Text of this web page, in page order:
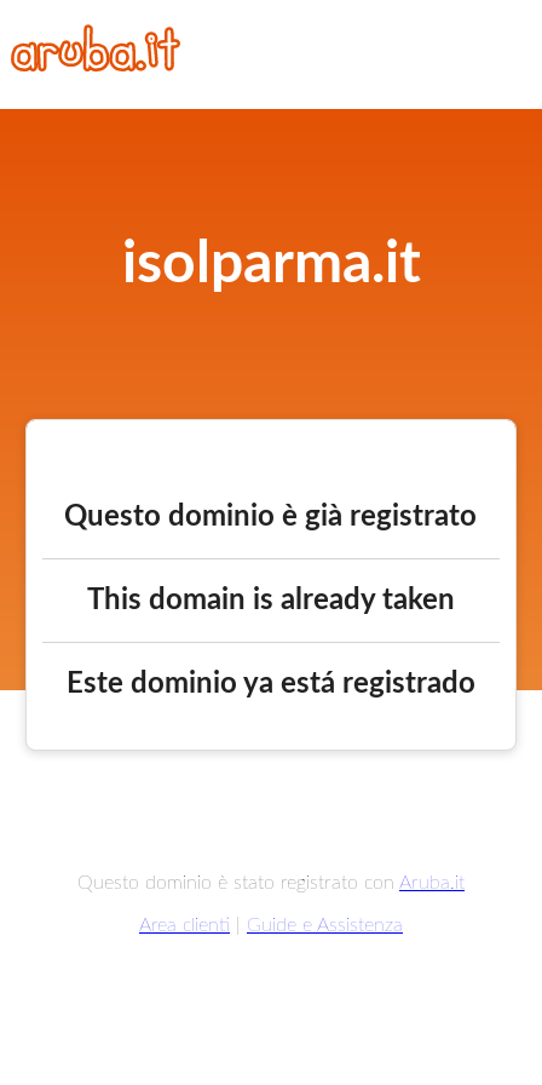
isolparma.it
Questo dominio è già registrato
This domain is already taken
Este dominio ya está registrado
Questo dominio è stato registrato con Aruba.it
Area clienti Guide e Assistenza